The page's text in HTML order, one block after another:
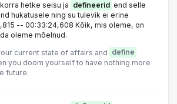
hetke seisu ja defineerid end selle
hukatusele ning su tulevik ei erine
-- 00:33:24,608 Kõik, mis oleme, on
oleme mõelnud.
current state of affairs and define
you doom yourself to have nothing more
future.